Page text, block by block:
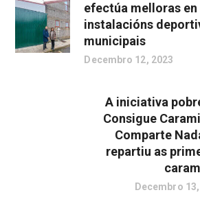
efectúa melloras
instalacións
municipais
Decembro 12, 2023
A iniciativa
Consigue
Comparte
repartiu as
Decembro